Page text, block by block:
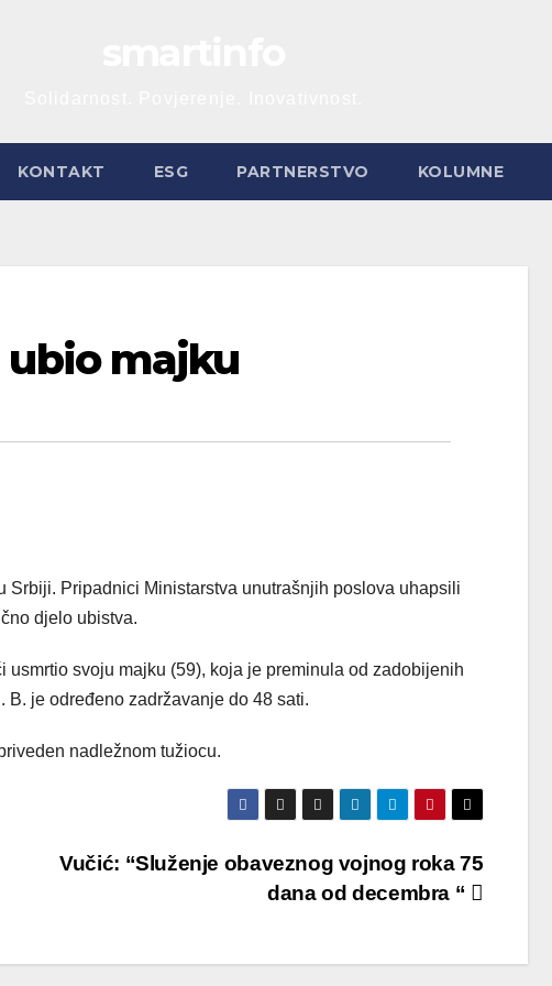
KONTAKT ESG PARTNERSTVO KOLUMNE
ubio majku
Srbiji. Pripadnici Ministarstva unutrašnjih poslova uhapsili
djelo ubistva.
svoju majku (59), koja je preminula od zadobijenih
je određeno zadržavanje do 48 sati.
nadležnom tužiocu.
Vučić: “Služenje obaveznog vojnog roka 75
dana od decembra “